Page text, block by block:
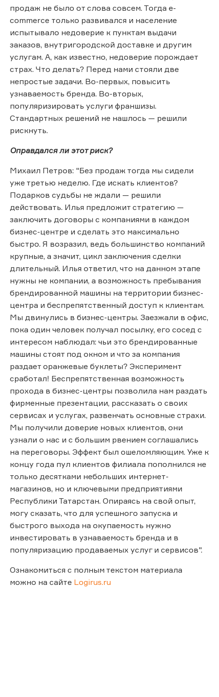
продаж не было от слова совсем. Тогда e-
commerce только развивался и население
испытывало недоверие к пунктам выдачи
заказов, внутригородской доставке и другим
услугам. А, как известно, недоверие порождает
страх. Что делать? Перед нами стояли две
непростые задачи. Во-первых, повысить
узнаваемость бренда. Во-вторых,
популяризировать услуги франшизы.
Стандартных решений не нашлось — решили
рискнуть.
Оправдался ли этот риск?
Михаил Петров: "Без продаж тогда мы сидели
уже третью неделю. Где искать клиентов?
Подарков судьбы не ждали — решили
действовать. Илья предложит стратегию —
заключить договоры с компаниями в каждом
бизнес-центре и сделать это максимально
быстро. Я возразил, ведь большинство компаний
крупные, а значит, цикл заключения сделки
длительный. Илья ответил, что на данном этапе
нужны не компании, а возможность пребывания
брендированной машины на территории бизнес-
центра и беспрепятственный доступ к клиентам.
Мы двинулись в бизнес-центры. Заезжали в офис,
пока один человек получал посылку, его сосед с
интересом наблюдал: чьи это брендированные
машины стоят под окном и что за компания
раздает оранжевые буклеты? Эксперимент
сработал! Беспрепятственная возможность
прохода в бизнес-центры позволила нам раздать
фирменные презентации, рассказать о своих
сервисах и услугах, развенчать основные страхи.
Мы получили доверие новых клиентов, они
узнали о нас и с большим рвением соглашались
на переговоры. Эффект был ошеломляющим. Уже к
концу года пул клиентов филиала пополнился не
только десятками небольших интернет-
магазинов, но и ключевыми предприятиями
Республики Татарстан. Опираясь на свой опыт,
могу сказать, что для успешного запуска и
быстрого выхода на окупаемость нужно
инвестировать в узнаваемость бренда и в
популяризацию продаваемых услуг и сервисов".
Ознакомиться с полным текстом материала
можно на сайте Logirus.ru